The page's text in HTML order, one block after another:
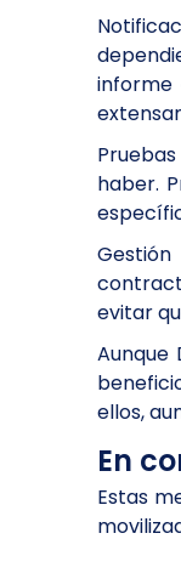
informe
haber.
evitar
Aunque
ellos,
En
Estas